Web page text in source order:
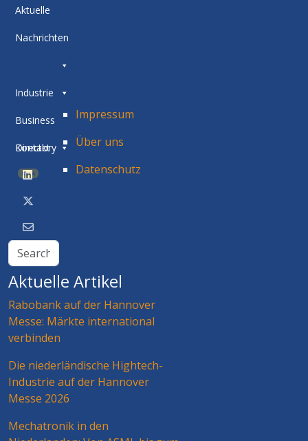
Aktuelle
Nachrichten
Industrie
Business
Directory
BETA
Kontakt
Impressum
Über uns
Datenschutz
Aktuelle Artikel
Rabobank auf der Hannover
Messe: Märkte international
verbinden
Die niederländische Hightech-
Industrie auf der Hannover
Messe 2026
Mechatronik in den